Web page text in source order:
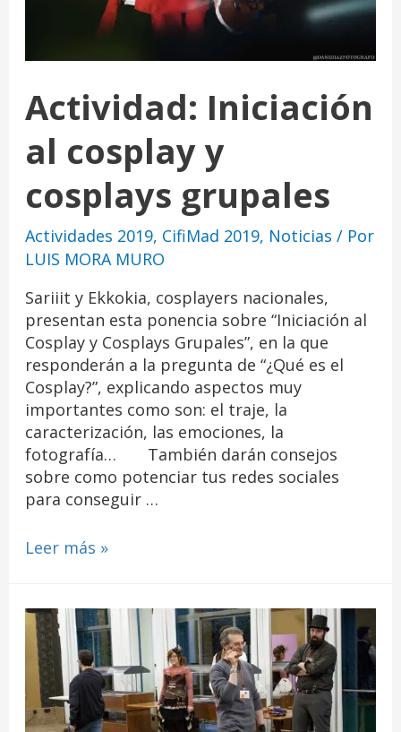
Actividad: Iniciación
al cosplay y
cosplays grupales
Actividades 2019, CifiMad 2019, Noticias / Por
LUIS MORA MURO
Sariiit y Ekkokia, cosplayers nacionales,
presentan esta ponencia sobre “Iniciación al
Cosplay y Cosplays Grupales”, en la que
responderán a la pregunta de “¿Qué es el
Cosplay?”, explicando aspectos muy
importantes como son: el traje, la
caracterización, las emociones, la
fotografía… También darán consejos
sobre como potenciar tus redes sociales
para conseguir …
Leer más »